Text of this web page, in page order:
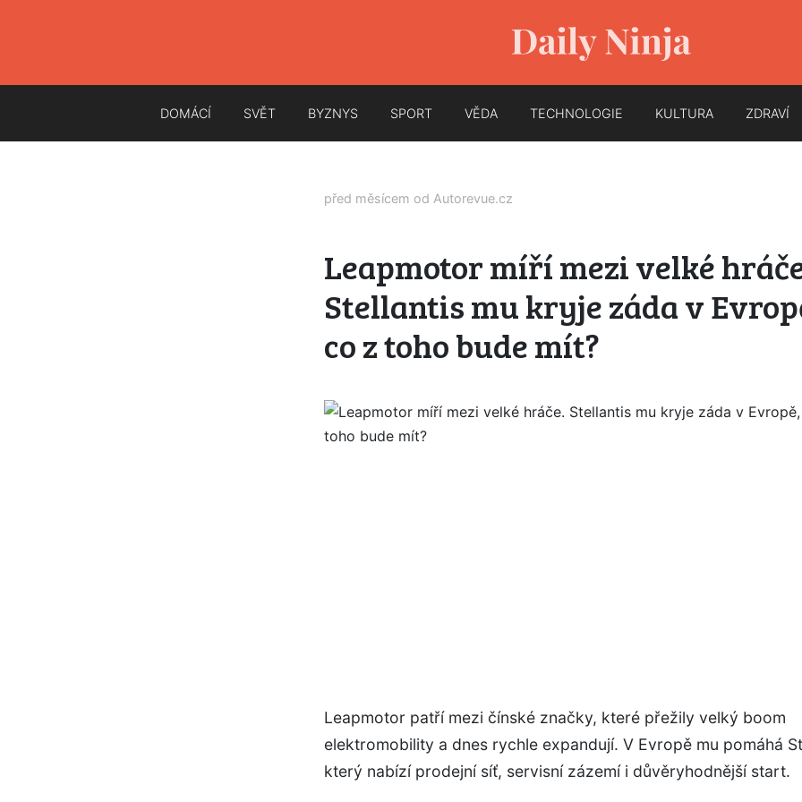
DOMÁCÍ SVĚT BYZNYS SPORT VĚDA TECHNOLOGIE KULTURA ZDRAVÍ
před měsícem od Autorevue.cz
Leapmotor míří mezi velké
Stellantis mu kryje záda v
co z toho bude mít?
Leapmotor patří mezi čínské značky, které přežily velký boom
elektromobility a dnes rychle expandují. V Evropě mu pomáhá
který nabízí prodejní síť, servisní zázemí i důvěryhodnější start.